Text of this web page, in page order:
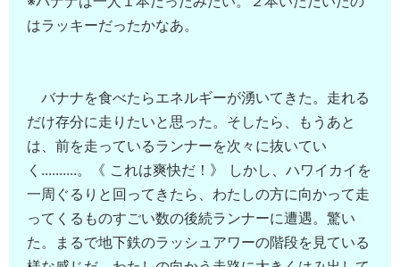
はラッキーだったかなあ。
バナナを食べたらエネルギーが湧いてきた。走れる
だけ存分に走りたいと思った。そしたら、もうあと
は、前を走っているランナーを次々に抜いてい
く..........。《 これは爽快だ！》 しかし、ハワイカイを
一周ぐるりと回ってきたら、わたしの方に向かって走
ってくるものすごい数の後続ランナーに遭遇。驚い
た。まるで地下鉄のラッシュアワーの階段を見ている